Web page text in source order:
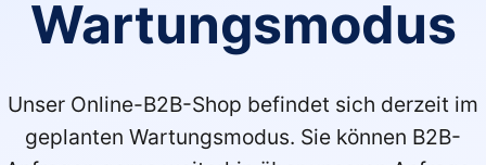
Wartungsmodus
Unser Online-B2B-Shop befindet sich derzeit im
geplanten Wartungsmodus. Sie können B2B-